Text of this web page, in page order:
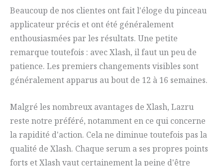
Beaucoup de nos clientes ont fait l'éloge du pinceau
applicateur précis et ont été généralement
enthousiasmées par les résultats. Une petite
remarque toutefois : avec Xlash, il faut un peu de
patience. Les premiers changements visibles sont
généralement apparus au bout de 12 à 16 semaines.
Malgré les nombreux avantages de Xlash, Lazru
reste notre préféré, notamment en ce qui concerne
la rapidité d'action. Cela ne diminue toutefois pas la
qualité de Xlash. Chaque serum a ses propres points
forts et Xlash vaut certainement la peine d'être